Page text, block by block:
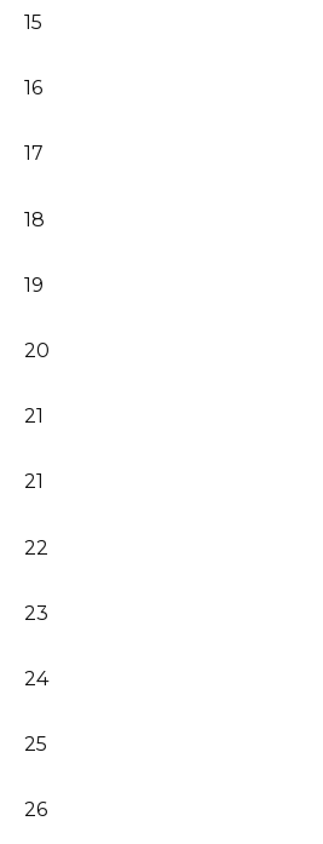
15
16
17
18
19
20
21
21
22
23
24
25
26